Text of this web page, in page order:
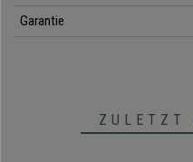
• Widerstandsfähig und stabil
Garantie
ZULETZT